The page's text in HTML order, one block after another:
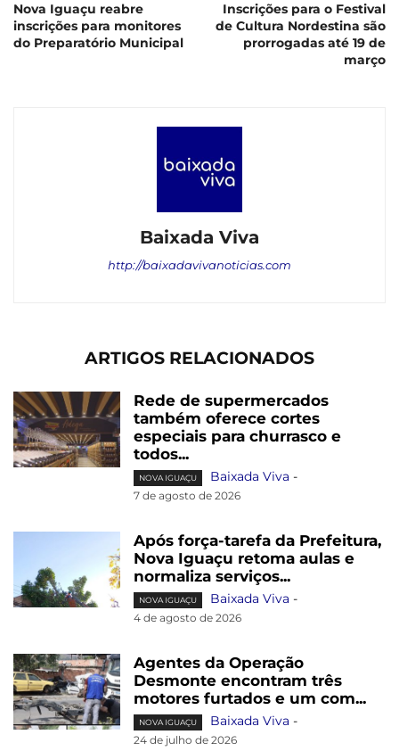
Nova Iguaçu reabre
inscrições para monitores
do Preparatório Municipal
Inscrições para o Festival
de Cultura Nordestina são
prorrogadas até 19 de
março
Baixada Viva
http://baixadavivanoticias.com
ARTIGOS RELACIONADOS
Rede de supermercados
também oferece cortes
especiais para churrasco e
todos...
NOVA IGUAÇU Baixada Viva -
7 de agosto de 2026
Após força-tarefa da Prefeitura,
Nova Iguaçu retoma aulas e
normaliza serviços...
NOVA IGUAÇU Baixada Viva -
4 de agosto de 2026
Agentes da Operação
Desmonte encontram três
motores furtados e um com...
NOVA IGUAÇU Baixada Viva -
24 de julho de 2026